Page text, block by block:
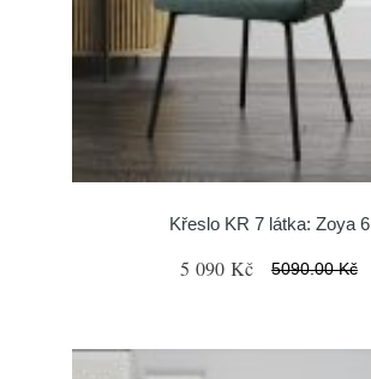
Křeslo KR 7 látka: Zoya 6
5 090 Kč 5090.00 Kč